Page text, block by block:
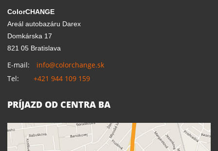
ColorCHANGE
Areál autobazáru Darex
Domkárska 17
821 05 Bratislava
E-mail:
info@colorchange.sk
Tel:
+421 944 109 159
PRÍJAZD OD CENTRA BA